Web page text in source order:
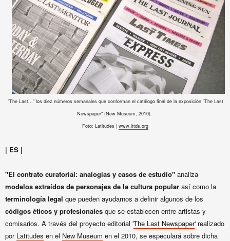
'The Last..." los diez números semanales que conforman el catálogo final de la exposición "The Last
Newspaper" (New Museum, 2010).
Foto: Latitudes | www.lttds.org
| ES |
"El contrato curatorial: analogías y casos de estudio" analiza
modelos extraídos de personajes de la cultura popular así como la
terminología legal que pueden ayudarnos a definir algunos de los
códigos éticos y profesionales que se establecen entre artistas y
comisarios. A través del proyecto editorial 'The Last Newspaper' realizado
por Latitudes en el New Museum en el 2010, se especulará sobre dicha